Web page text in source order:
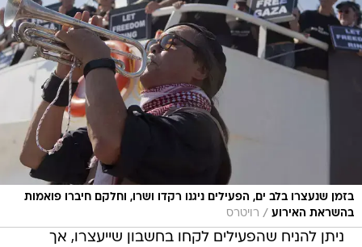
בזמן שנעצרו בלב ים, הפעילים ניגנו רקדו ושרו, וחלקם חיברו פואמות
בהשראת האירוע / רויטרס
ניתן להניח שהפעילים לקחו בחשבון שייעצרו, אך